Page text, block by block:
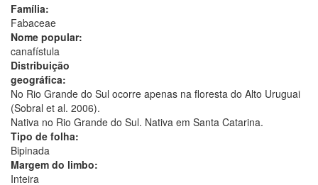
Família:
Fabaceae
Nome popular:
canafístula
Distribuição
geográfica:
No Rio Grande do Sul ocorre apenas na floresta do Alto Uruguai
(Sobral et al. 2006).
Nativa no Rio Grande do Sul. Nativa em Santa Catarina.
Tipo de folha:
Bipinada
Margem do limbo:
Inteira